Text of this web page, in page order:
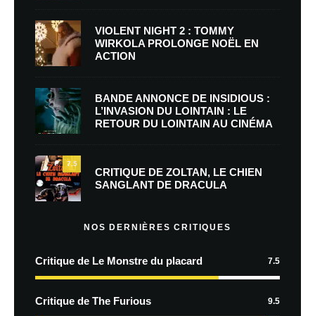
VIOLENT NIGHT 2 : TOMMY
WIRKOLA PROLONGE NOËL EN
ACTION
BANDE ANNONCE DE INSIDIOUS :
L’INVASION DU LOINTAIN : LE
RETOUR DU LOINTAIN AU CINÉMA
7.5
CRITIQUE DE ZOLTAN, LE CHIEN
SANGLANT DE DRACULA
NOS DERNIÈRES CRITIQUES
Critique de Le Monstre du placard 7.5
Critique de The Furious 9.5